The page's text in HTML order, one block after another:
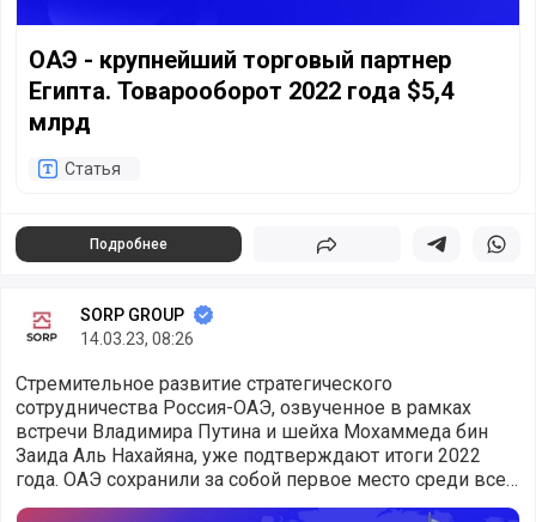
ОАЭ - крупнейший торговый партнер
Египта. Товарооборот 2022 года $5,4
млрд
Статья
Подробнее Поделиться Поделиться в
SORP GROUP
14.03.23, 08:26
Стремительное развитие стратегического
сотрудничества Россия-ОАЭ, озвученное в рамках
встречи Владимира Путина и шейха Мохаммеда бин
Заида Аль Нахайяна, уже подтверждают итоги 2022
года. ОАЭ сохранили за собой первое место среди всех
стран Арабского мира по объему товарооборота с